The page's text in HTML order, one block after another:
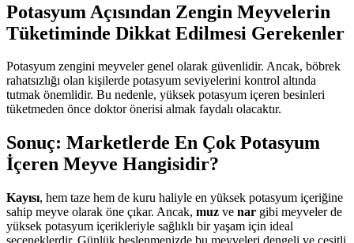
Potasyum Açısından Zengin Meyvelerin
Tüketiminde Dikkat Edilmesi Gerekenler
Potasyum zengini meyveler genel olarak güvenlidir. Ancak, böbrek
rahatsızlığı olan kişilerde potasyum seviyelerini kontrol altında
tutmak önemlidir. Bu nedenle, yüksek potasyum içeren besinleri
tüketmeden önce doktor önerisi almak faydalı olacaktır.
Sonuç: Marketlerde En Çok Potasyum
İçeren Meyve Hangisidir?
Kayısı, hem taze hem de kuru haliyle en yüksek potasyum içeriğine
sahip meyve olarak öne çıkar. Ancak, muz ve nar gibi meyveler de
yüksek potasyum içerikleriyle sağlıklı bir yaşam için ideal